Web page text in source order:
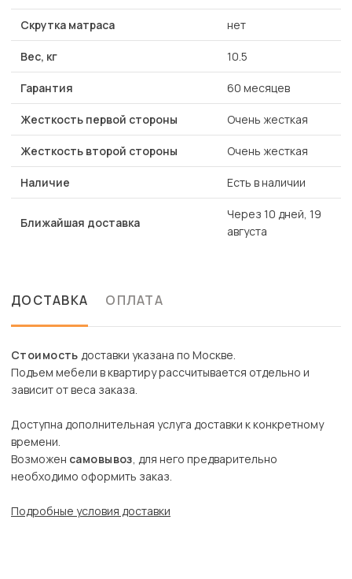
Скрутка матраса нет
Вес, кг 10.5
Гарантия 60 месяцев
Жесткость первой стороны Очень жесткая
Жесткость второй стороны Очень жесткая
Наличие Есть в наличии
Ближайшая доставка
Через 10 дней, 19
августа
ДОСТАВКА ОПЛАТА
Стоимость доставки указана по Москве.
Подъем мебели в квартиру рассчитывается отдельно и
зависит от веса заказа.
Доступна дополнительная услуга доставки к конкретному
времени.
Возможен самовывоз, для него предварительно
необходимо оформить заказ.
Подробные условия доставки